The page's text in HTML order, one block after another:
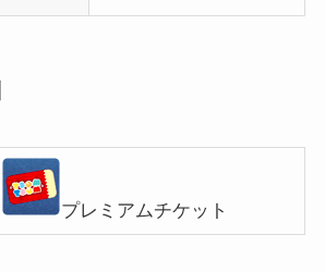
プレミアムチケット